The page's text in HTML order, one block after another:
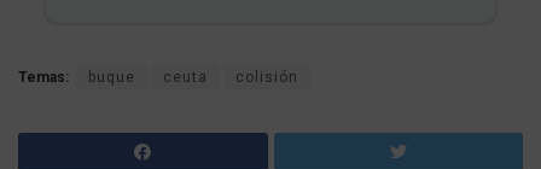
Temas: buque ceuta colisión